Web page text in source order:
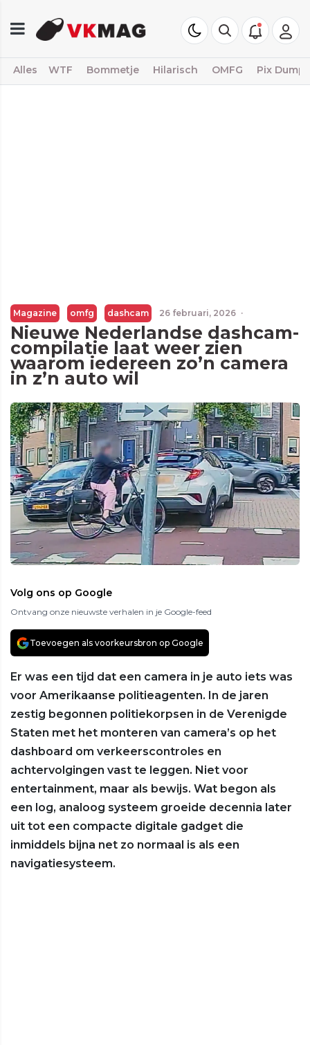
Alles WTF Bommetje Hilarisch OMFG Pix Dump
Magazine omfg dashcam 26 februari, 2026 ·
Nieuwe Nederlandse dashcam-
compilatie laat weer zien
waarom iedereen zo’n camera
in z’n auto wil
Volg ons op Google
Ontvang onze nieuwste verhalen in je Google-feed
Toevoegen als voorkeursbron op Google
Er was een tijd dat een camera in je auto iets was
voor Amerikaanse politieagenten. In de jaren
zestig begonnen politiekorpsen in de Verenigde
Staten met het monteren van camera’s op het
dashboard om verkeerscontroles en
achtervolgingen vast te leggen. Niet voor
entertainment, maar als bewijs. Wat begon als
een log, analoog systeem groeide decennia later
uit tot een compacte digitale gadget die
inmiddels bijna net zo normaal is als een
navigatiesysteem.